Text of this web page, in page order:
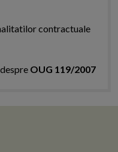
contractuale
OUG 119/2007